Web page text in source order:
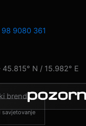
9080 361
N / 15.982° E
brend
savjetovanje